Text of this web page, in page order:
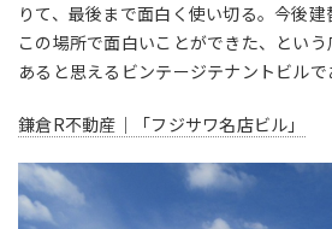
りて、最後まで面白く使い切る。今後建
この場所で面白いことができた、とい
あると思えるビンテージテナントビルで
鎌倉R不動産｜「フジサワ名店ビル」